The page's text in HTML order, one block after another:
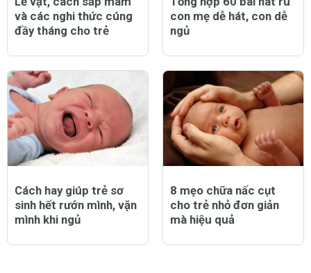
và các nghi thức cúng
đầy tháng cho trẻ
con mẹ dễ hát, con dễ
ngủ
Cách hay giúp trẻ sơ
sinh hết rướn mình, vặn
mình khi ngủ
8 mẹo chữa nấc cụt
cho trẻ nhỏ đơn giản
mà hiệu quả